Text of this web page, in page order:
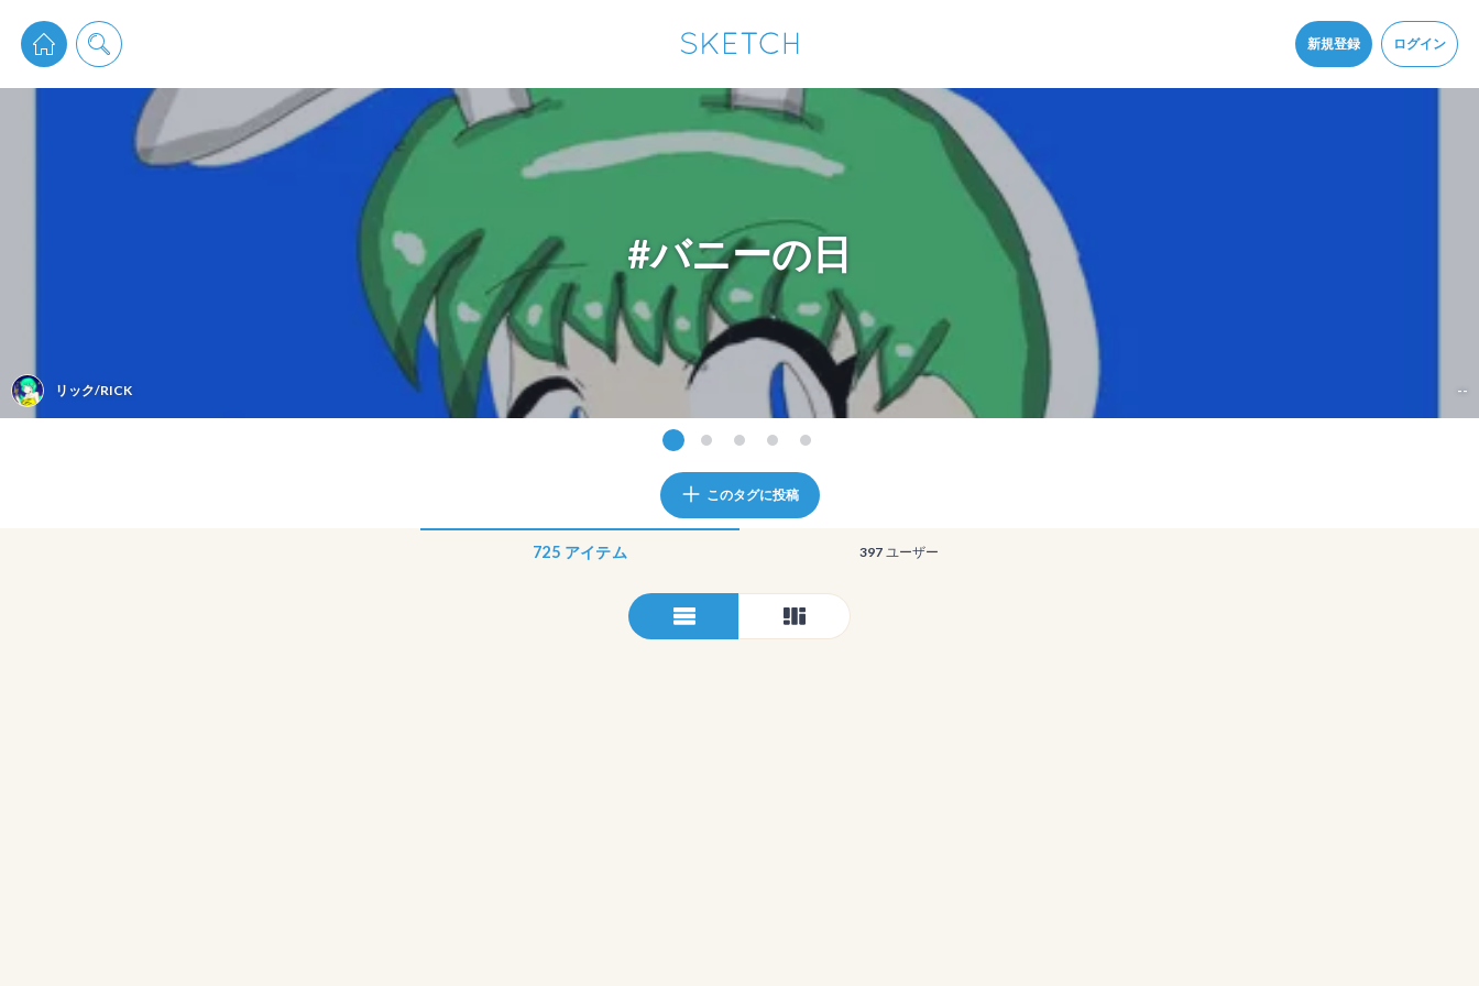
プライパシーポリシー を改定しました。
新規登録
ログイン
pixiv Sketchアプリでさらに快適に！
アプリで開く アプリをインストール
#バニーの日
リック/RICK --
このタグに投稿
725 アイテム 397 ユーザー